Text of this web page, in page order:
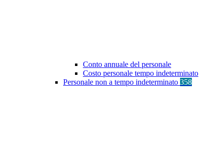
Conto annuale del personale
Costo personale tempo indeterminato
Personale non a tempo indeterminato 358